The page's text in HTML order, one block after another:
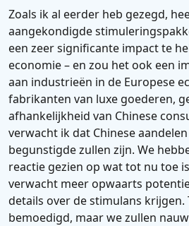
Zoals ik al eerder heb gezegd,
aangekondigde
een ​​zeer significante impact te
economie – en zou het ook een
aan industrieën in de Europese
fabrikanten van luxe goederen,
afhankelijkheid van Chinese
verwacht ik dat Chinese
begunstigde zullen zijn. We
reactie gezien op wat tot nu toe
verwacht meer opwaarts
details over de stimulans krijgen.
bemoedigd, maar we zullen